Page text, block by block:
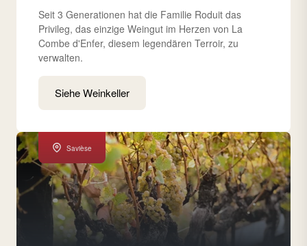
Seit 3 Generationen hat die Familie Roduit das
Privileg, das einzige Weingut im Herzen von La
Combe d'Enfer, diesem legendären Terroir, zu
verwalten.
Siehe Weinkeller
Savièse